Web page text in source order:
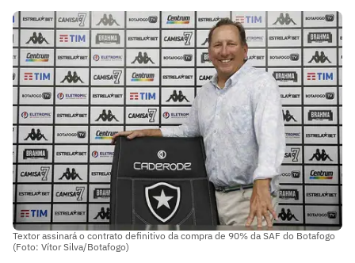
Textor assinará o contrato definitivo da compra de 90% da SAF do Botafogo
(Foto: Vítor Silva/Botafogo)